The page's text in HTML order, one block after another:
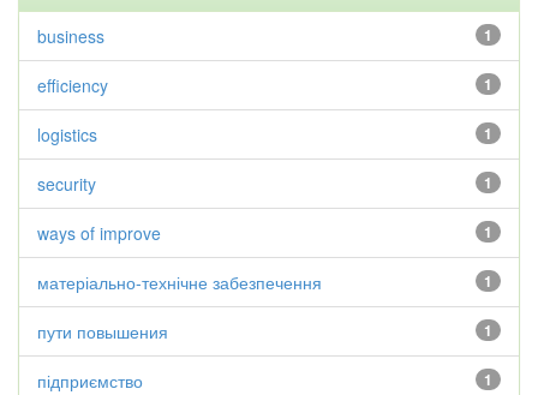
1
business
1
efficiency
1
logistics
1
security
1
ways of improve
1
матеріально-технічне забезпечення
1
пути повышения
1
підприємство